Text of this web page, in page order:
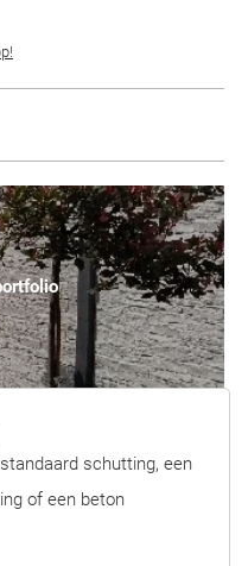
schutting, een
of een beton